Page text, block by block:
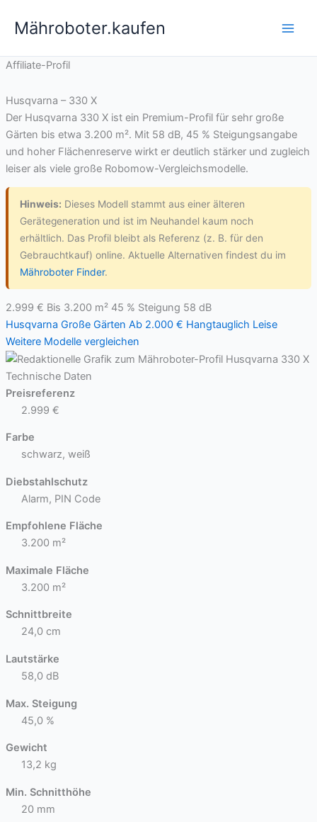
InhaltMähroboter.kaufen
Affiliate-Profil
Husqvarna – 330 X
Der Husqvarna 330 X ist ein Premium-Profil für sehr große
Gärten bis etwa 3.200 m². Mit 58 dB, 45 % Steigungsangabe
und hoher Flächenreserve wirkt er deutlich stärker und zugleich
leiser als viele große Robomow-Vergleichsmodelle.
Hinweis: Dieses Modell stammt aus einer älteren
Gerätegeneration und ist im Neuhandel kaum noch
erhältlich. Das Profil bleibt als Referenz (z. B. für den
Gebrauchtkauf) online. Aktuelle Alternativen findest du im
Mähroboter Finder.
2.999 € Bis 3.200 m² 45 % Steigung 58 dB
Husqvarna Große Gärten Ab 2.000 € Hangtauglich Leise
Weitere Modelle vergleichen
Technische Daten
Preisreferenz
2.999 €
Farbe
schwarz, weiß
Diebstahlschutz
Alarm, PIN Code
Empfohlene Fläche
3.200 m²
Maximale Fläche
3.200 m²
Schnittbreite
24,0 cm
Lautstärke
58,0 dB
Max. Steigung
45,0 %
Gewicht
13,2 kg
Min. Schnitthöhe
20 mm